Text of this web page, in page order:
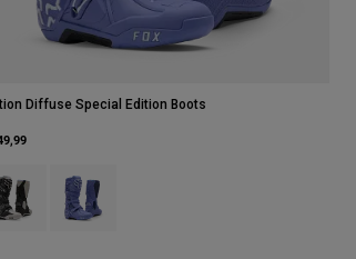
Diffuse Special Edition Boots
swatch type of Schwarz/Grau.
Product swatch type of Purple Dove.